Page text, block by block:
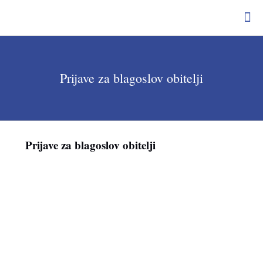
Prijave za blagoslov obitelji
Prijave za blagoslov obitelji